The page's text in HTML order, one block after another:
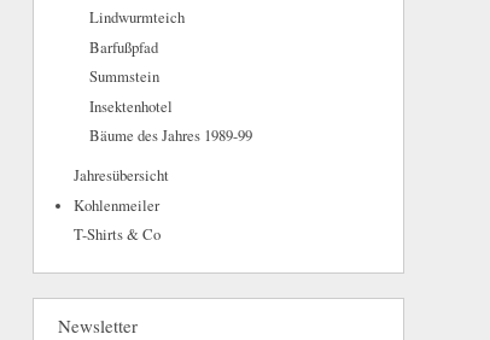
Lindwurmteich
Barfußpfad
Summstein
Insektenhotel
Bäume des Jahres 1989-99
Jahresübersicht
Kohlenmeiler
T-Shirts & Co
Newsletter